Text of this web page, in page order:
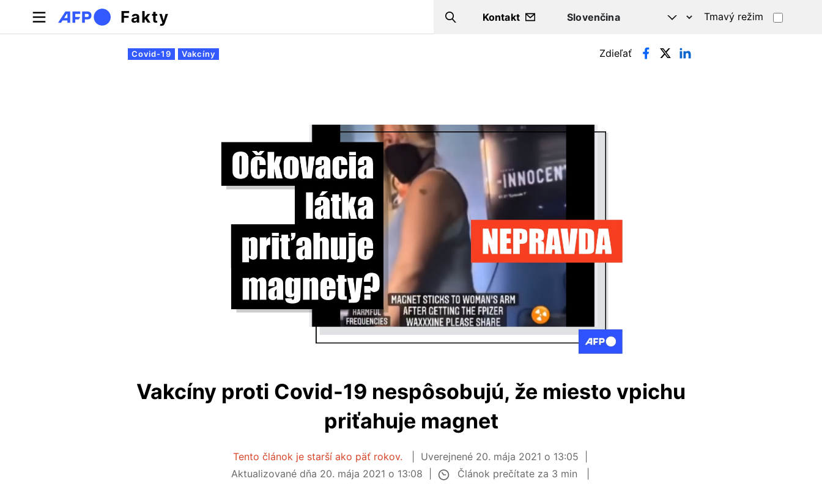
Skočiť na hlavný obsah
Fakty Search
Kontakt Tmavý režim
Primárne karty
Covid-19 Vakcíny Zdieľať
Vakcíny proti Covid-19 nespôsobujú, že miesto vpichu
priťahuje magnet
Tento článok je starší ako päť rokov. Uverejnené 20. mája 2021 o 13:05
Aktualizované dňa 20. mája 2021 o 13:08
Článok prečítate za 3 min